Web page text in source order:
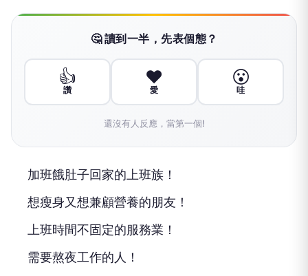
🤔 讀到一半，先表個態？
👍
讚
❤️
愛
😮
哇
還沒有人反應，當第一個!
加班餓肚子回家的上班族！
想瘦身又想兼顧營養的朋友！
上班時間不固定的服務業！
需要熬夜工作的人！